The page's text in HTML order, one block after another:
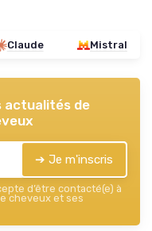
Claude Mistral
actualités de
➔ Je m'inscris
d’être contacté(e) à
cheveux et ses